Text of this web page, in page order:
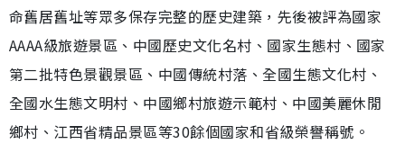
命舊居舊址等眾多保存完整的歷史建築，先後被評為國家
AAAA級旅遊景區、中國歷史文化名村、國家生態村、國家
第二批特色景觀景區、中國傳統村落、全國生態文化村、
全國水生態文明村、中國鄉村旅遊示範村、中國美麗休閒
鄉村、江西省精品景區等30餘個國家和省級榮譽稱號。